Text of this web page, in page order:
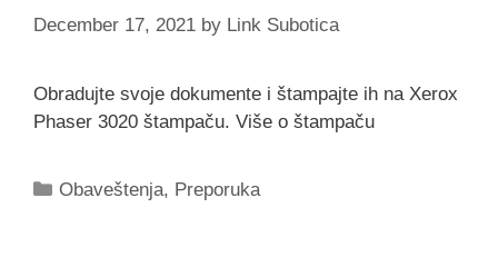
December 17, 2021 by Link Subotica
Obradujte svoje dokumente i štampajte ih na Xerox
Phaser 3020 štampaču. Više o štampaču
Categories
Obaveštenja, Preporuka